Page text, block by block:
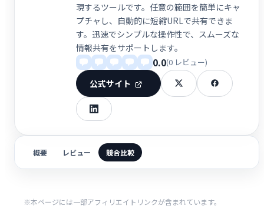
現するツールです。任意の範囲を簡単にキャ
プチャし、自動的に短縮URLで共有できま
す。迅速でシンプルな操作性で、スムーズな
情報共有をサポートします。
0.0(0 レビュー)
公式サイト
概要 レビュー 競合比較
※本ページには一部アフィリエイトリンクが含まれています。